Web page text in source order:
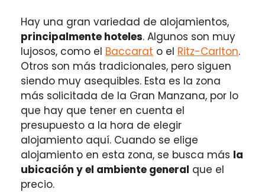
Hay una gran variedad de alojamientos,
principalmente hoteles. Algunos son muy
lujosos, como el Baccarat o el Ritz-Carlton.
Otros son más tradicionales, pero siguen
siendo muy asequibles. Esta es la zona
más solicitada de la Gran Manzana, por lo
que hay que tener en cuenta el
presupuesto a la hora de elegir
alojamiento aquí. Cuando se elige
alojamiento en esta zona, se busca más la
ubicación y el ambiente general que el
precio.